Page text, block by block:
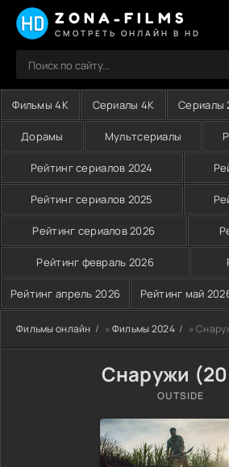
ZONA-FILMS
СМОТРЕТЬ ОНЛАЙН В HD
Фильмы 4K Сериалы 4K Сериалы
Дорамы Мультсериалы
Рейтинг сериалов 2024
Рейтинг сериалов 2025
Рейтинг сериалов 2026
Рейтинг февраль 2026
Рейтинг апрель 2026 Рейтинг май
Фильмы онлайн » Фильмы 2024 »
Снаружи
OUTSIDE